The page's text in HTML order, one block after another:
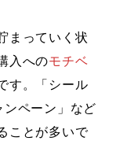
まっていく状
入へのモチベ
す。「シール
ペーン」など
ことが多いで